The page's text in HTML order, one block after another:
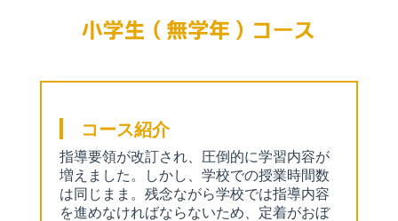
コース紹介
指導要領が改訂され、圧倒的に学習内容が
増えました。しかし、学校での授業時間数
は同じまま。残念ながら学校では指導内容
を進めなければならないため、定着がおぼ